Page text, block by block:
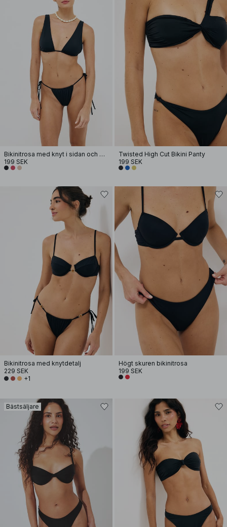
Bikinitrosa med knyt i sidan och dragsko
199 SEK
Twisted High Cut Bikini Panty
199 SEK
Bikinitrosa med knytdetalj
229 SEK
+1
Högt skuren bikinitrosa
199 SEK
Bästsäljare